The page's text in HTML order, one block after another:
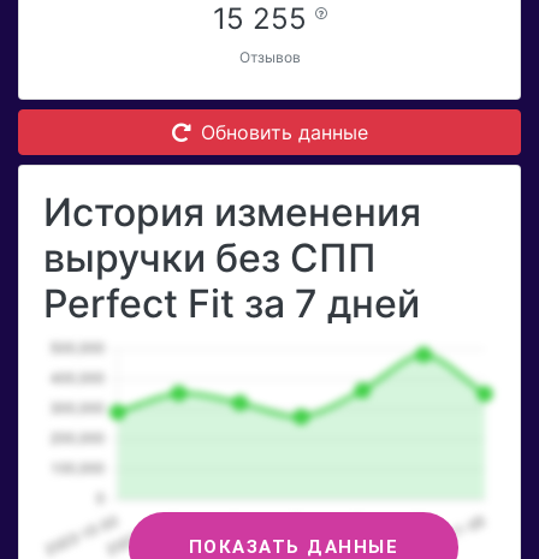
15 255
Отзывов
Обновить данные
История изменения
выручки без СПП
Perfect Fit за 7 дней
ПОКАЗАТЬ ДАННЫЕ